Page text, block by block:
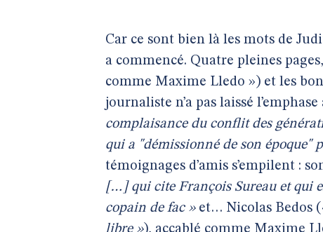
Car ce sont bien là les mots de
a commencé. Quatre pleines
comme Maxime Lledo ») et les
journaliste n’a pas laissé
complaisance du conflit des
qui a "démissionné de son
témoignages d’amis s’empilent :
[…] qui cite François Sureau et qui
copain de fac »et… Nicolas Bedos (
libre »), accablé comme Maxime